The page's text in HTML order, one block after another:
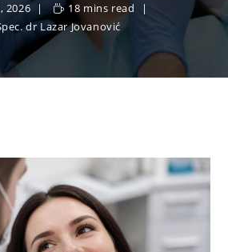
2026
18 mins read
dr Lazar Jovanović